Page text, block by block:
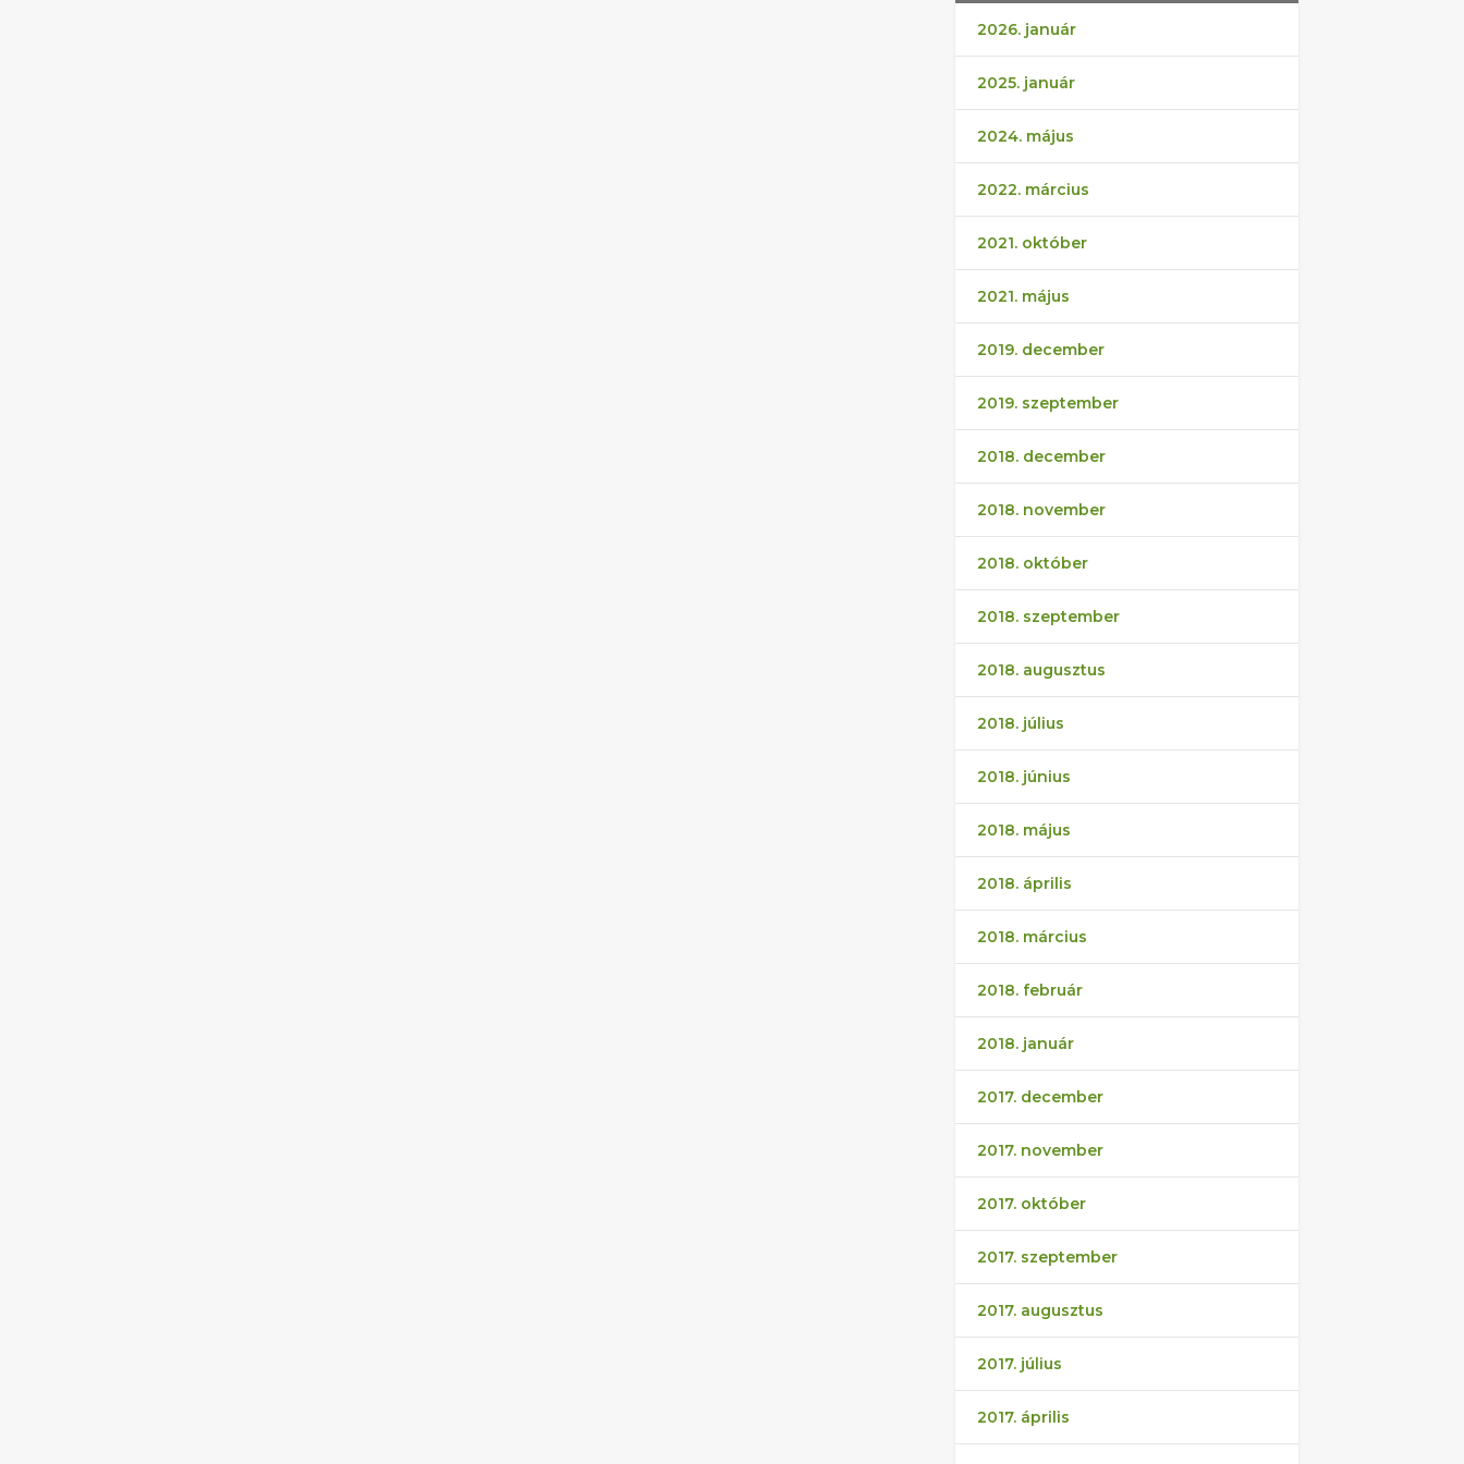
2026. január
2025. január
2024. május
2022. március
2021. október
2021. május
2019. december
2019. szeptember
2018. december
2018. november
2018. október
2018. szeptember
2018. augusztus
2018. július
2018. június
2018. május
2018. április
2018. március
2018. február
2018. január
2017. december
2017. november
2017. október
2017. szeptember
2017. augusztus
2017. július
2017. április